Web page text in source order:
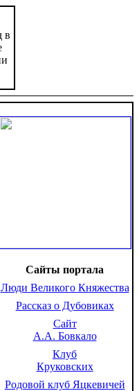
Сайты портала
Люди Великого Княжества
Рассказ о Дубовиках
Сайт
А.А. Бовкало
Клуб
Круковских
Родовой клуб Яцкевичей